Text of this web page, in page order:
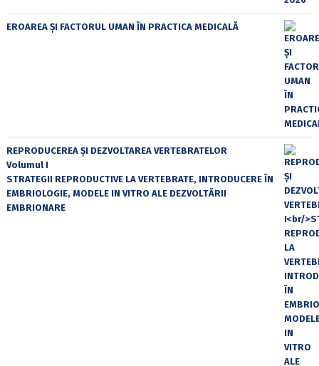
EROAREA ȘI FACTORUL UMAN ÎN PRACTICA MEDICALĂ
REPRODUCEREA ȘI DEZVOLTAREA VERTEBRATELOR
Volumul I
STRATEGII REPRODUCTIVE LA VERTEBRATE, INTRODUCERE ÎN
EMBRIOLOGIE, MODELE IN VITRO ALE DEZVOLTĂRII
EMBRIONARE